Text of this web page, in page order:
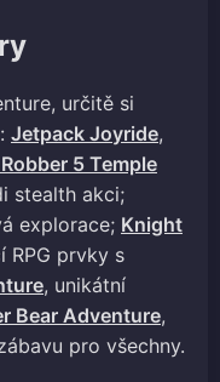
určitě si
Jetpack Joyride,
5 Temple
stealth akci;
explorace; Knight
RPG prvky s
, unikátní
Bear Adventure,
pro všechny.